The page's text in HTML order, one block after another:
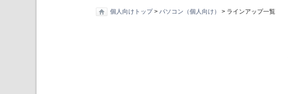
個人向けトップ> パソコン（個人向け） > ラインアップ一覧